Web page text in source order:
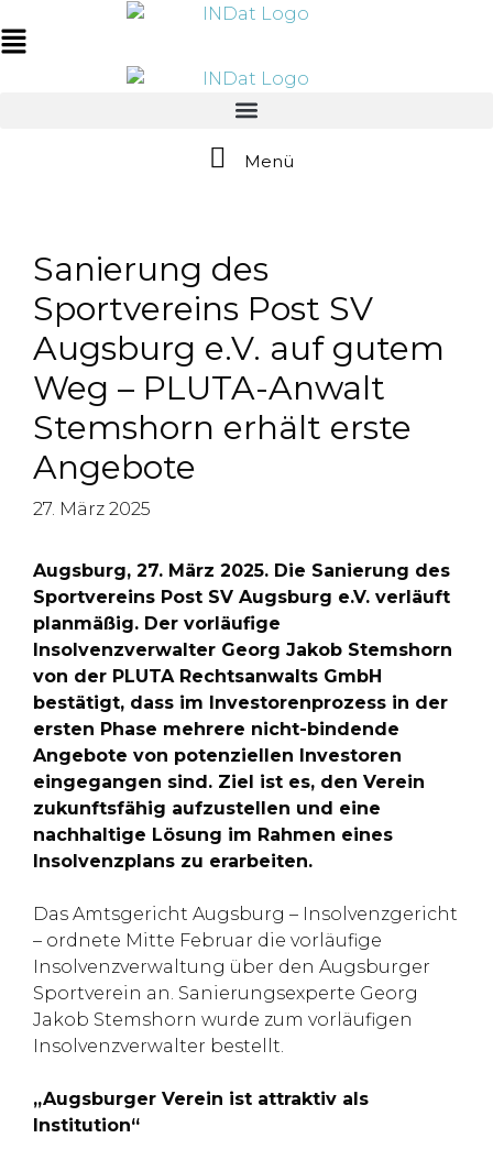
springen
Inhalt
Main
Menü
Sanierung des
Sportvereins Post SV
Augsburg e.V. auf gutem
Weg – PLUTA-Anwalt
Stemshorn erhält erste
Angebote
27. März 2025
Augsburg, 27. März 2025. Die Sanierung des
Sportvereins Post SV Augsburg e.V. verläuft
planmäßig. Der vorläufige
Insolvenzverwalter Georg Jakob Stemshorn
von der PLUTA Rechtsanwalts GmbH
bestätigt, dass im Investorenprozess in der
ersten Phase mehrere nicht-bindende
Angebote von potenziellen Investoren
eingegangen sind. Ziel ist es, den Verein
zukunftsfähig aufzustellen und eine
nachhaltige Lösung im Rahmen eines
Insolvenzplans zu erarbeiten.
Das Amtsgericht Augsburg – Insolvenzgericht
– ordnete Mitte Februar die vorläufige
Insolvenzverwaltung über den Augsburger
Sportverein an. Sanierungsexperte Georg
Jakob Stemshorn wurde zum vorläufigen
Insolvenzverwalter bestellt.
„Augsburger Verein ist attraktiv als
Institution“